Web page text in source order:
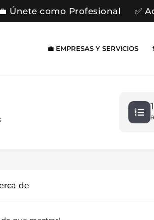
Únete como Profesional ✅
💼 EMPRESAS Y SERVICIOS
1
de